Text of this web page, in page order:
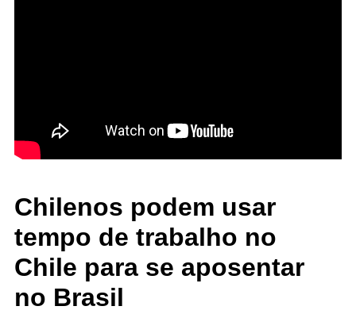
Chilenos podem usar
tempo de trabalho no
Chile para se aposentar
no Brasil